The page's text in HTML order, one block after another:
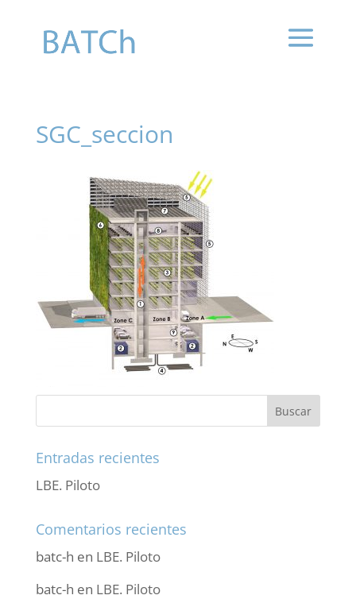
SGC_seccion
Entradas recientes
LBE. Piloto
Comentarios recientes
batc-h en LBE. Piloto
batc-h en LBE. Piloto